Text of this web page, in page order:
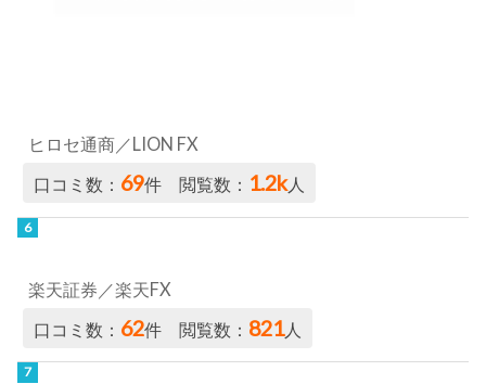
ヒロセ通商／LION FX
口コミ数： 69件 閲覧数： 1.2k人
楽天証券／楽天FX
口コミ数： 62件 閲覧数： 821人